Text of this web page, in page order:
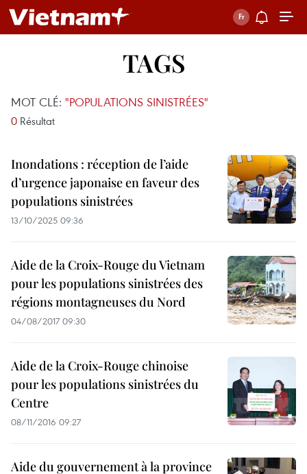
TAGS
MOT CLÉ: "POPULATIONS SINISTRÉES"
0 Résultat
Inondations : réception de l’aide
d’urgence japonaise en faveur des
populations sinistrées
13/10/2025 09:36
Aide de la Croix-Rouge du Vietnam
pour les populations sinistrées des
régions montagneuses du Nord
04/08/2017 09:30
Aide de la Croix-Rouge chinoise
pour les populations sinistrées du
Centre
08/11/2016 09:27
Aide du gouvernement à la province